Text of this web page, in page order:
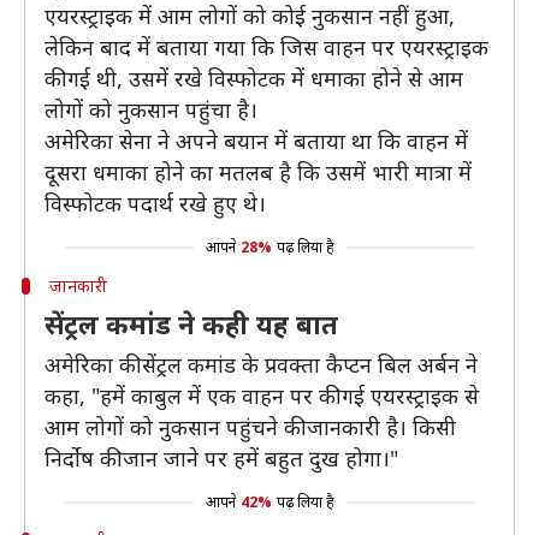
एयरस्ट्राइक में आम लोगों को कोई नुकसान नहीं हुआ,
लेकिन बाद में बताया गया कि जिस वाहन पर एयरस्ट्राइक
की गई थी, उसमें रखे विस्फोटक में धमाका होने से आम
लोगों को नुकसान पहुंचा है।
अमेरिका सेना ने अपने बयान में बताया था कि वाहन में
दूसरा धमाका होने का मतलब है कि उसमें भारी मात्रा में
विस्फोटक पदार्थ रखे हुए थे।
आपने 28% पढ़ लिया है
जानकारी
सेंट्रल कमांड ने कही यह बात
अमेरिका की सेंट्रल कमांड के प्रवक्ता कैप्टन बिल अर्बन ने
कहा, "हमें काबुल में एक वाहन पर की गई एयरस्ट्राइक से
आम लोगों को नुकसान पहुंचने की जानकारी है। किसी
निर्दोष की जान जाने पर हमें बहुत दुख होगा।"
आपने 42% पढ़ लिया है